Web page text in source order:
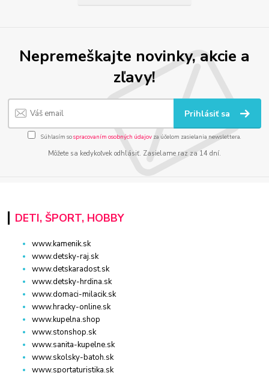
Nepremeškajte novinky, akcie a
zľavy!
Prihlásiť sa
Súhlasím sospracovaním osobných údajov za účelom zasielania newslettera.
Môžete sa kedykoľvek odhlásiť. Zasielame raz za 14 dní.
DETI, ŠPORT, HOBBY
www.kamenik.sk
www.detsky-raj.sk
www.detskaradost.sk
www.detsky-hrdina.sk
www.domaci-milacik.sk
www.hracky-online.sk
www.kupelna.shop
www.stonshop.sk
www.sanita-kupelne.sk
www.skolsky-batoh.sk
www.sportaturistika.sk